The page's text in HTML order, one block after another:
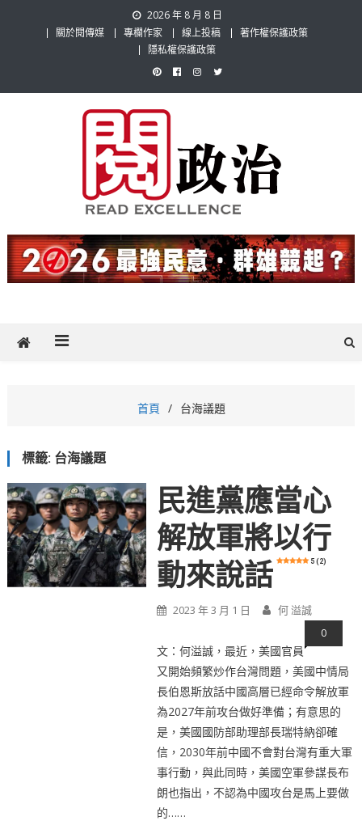
2026 年 8 月 8 日
關於閱傳媒
專欄作家 線上投稿
著作權保護政策
隱私權保護政策
閱政治 Read Gov News
題，也要專業評論，閱政治與多元的政治評論家與專欄作家邀稿合作，
讓讀者有最多元和專業的選擇。
首頁 台海議題
標籤: 台海議題
民進黨應當心
解放軍將以行
動來說話
5 (2)
2023 年 3 月 1 日 何 溢誠
0
文：何溢誠，最近，美國官員
又開始頻繁炒作台灣問題，美國中情局
長伯恩斯放話中國高層已經命令解放軍
為2027年前攻台做好準備；有意思的
是，美國國防部助理部長瑞特納卻確
信，2030年前中國不會對台灣有重大軍
事行動，與此同時，美國空軍參謀長布
朗也指出，不認為中國攻台是馬上要做
的……